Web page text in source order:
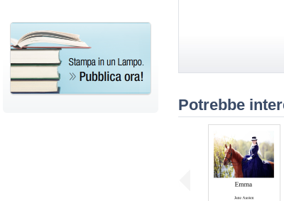
Potrebbe